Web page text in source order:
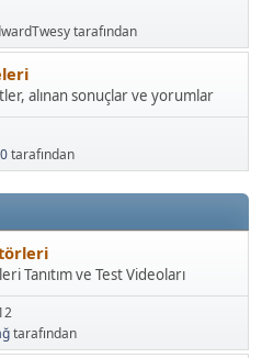
tarafından
alınan sonuçlar ve yorumlar
tarafından
Tanıtım ve Test Videoları
tarafından